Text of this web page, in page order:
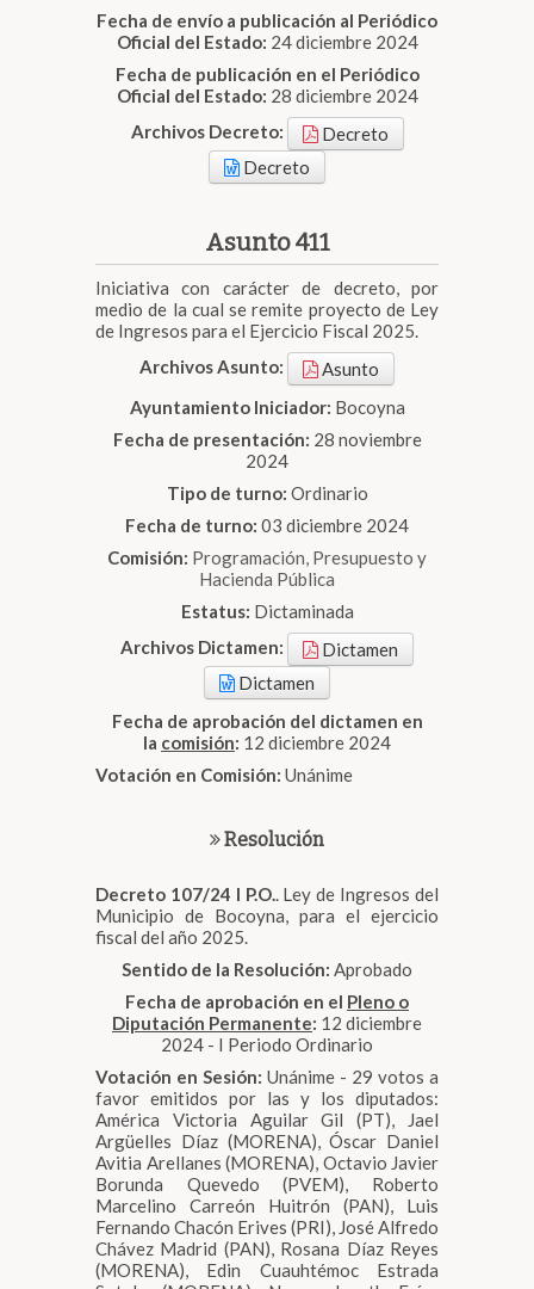
Fecha de envío a publicación al Periódico
Oficial del Estado: 24 diciembre 2024
Fecha de publicación en el Periódico
Oficial del Estado: 28 diciembre 2024
Archivos Decreto:
Decreto
Decreto
Asunto 411
Iniciativa con carácter de decreto, por
medio de la cual se remite proyecto de Ley
de Ingresos para el Ejercicio Fiscal 2025.
Archivos Asunto:
Asunto
Ayuntamiento Iniciador: Bocoyna
Fecha de presentación: 28 noviembre
2024
Tipo de turno: Ordinario
Fecha de turno: 03 diciembre 2024
Comisión: Programación, Presupuesto y
Hacienda Pública
Estatus: Dictaminada
Archivos Dictamen:
Dictamen
Dictamen
Fecha de aprobación del dictamen en
la comisión: 12 diciembre 2024
Votación en Comisión: Unánime
Resolución
Decreto 107/24 I P.O.. Ley de Ingresos del
Municipio de Bocoyna, para el ejercicio
fiscal del año 2025.
Sentido de la Resolución: Aprobado
Fecha de aprobación en el Pleno o
Diputación Permanente: 12 diciembre
2024 - I Periodo Ordinario
Votación en Sesión: Unánime - 29 votos a
favor emitidos por las y los diputados:
América Victoria Aguilar Gil (PT), Jael
Argüelles Díaz (MORENA), Óscar Daniel
Avitia Arellanes (MORENA), Octavio Javier
Borunda Quevedo (PVEM), Roberto
Marcelino Carreón Huitrón (PAN), Luis
Fernando Chacón Erives (PRI), José Alfredo
Chávez Madrid (PAN), Rosana Díaz Reyes
(MORENA), Edin Cuauhtémoc Estrada